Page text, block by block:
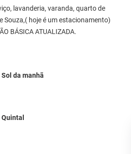
lavanderia, varanda, quarto de
Souza,( hoje é um estacionamento)
BÁSICA ATUALIZADA.
Sol da manhã
Quintal